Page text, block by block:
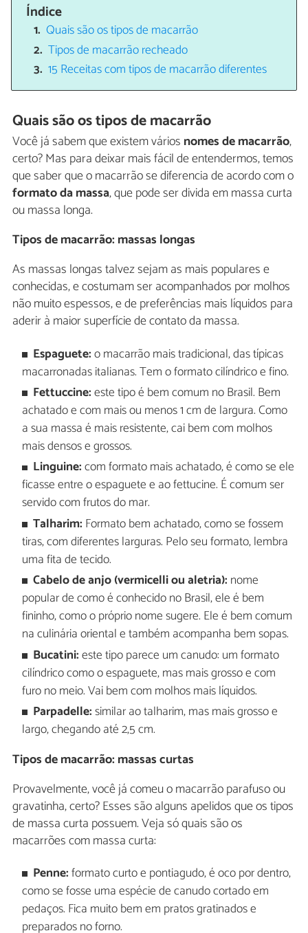
Índice
Quais são os tipos de macarrão
Tipos de macarrão recheado
15 Receitas com tipos de macarrão diferentes
Quais são os tipos de macarrão
Você já sabem que existem vários nomes de macarrão,
certo? Mas para deixar mais fácil de entendermos, temos
que saber que o macarrão se diferencia de acordo com o
formato da massa, que pode ser divida em massa curta
ou massa longa.
Tipos de macarrão: massas longas
As massas longas talvez sejam as mais populares e
conhecidas, e costumam ser acompanhados por molhos
não muito espessos, e de preferências mais líquidos para
aderir à maior superfície de contato da massa.
Espaguete:o macarrão mais tradicional, das típicas
macarronadas italianas. Tem o formato cilíndrico e fino.
Fettuccine:este tipo é bem comum no Brasil. Bem
achatado e com mais ou menos 1 cm de largura. Como
a sua massa é mais resistente, cai bem com molhos
mais densos e grossos.
Linguine:com formato mais achatado, é como se ele
ficasse entre o espaguete e ao fettucine. É comum ser
servido com frutos do mar.
Talharim: Formato bem achatado, como se fossem
tiras, com diferentes larguras. Pelo seu formato, lembra
uma fita de tecido.
Cabelo de anjo (vermicelli ou aletria): nome
popular de como é conhecido no Brasil, ele é bem
fininho, como o próprio nome sugere. Ele é bem comum
na culinária oriental e também acompanha bem sopas.
Bucatini:este tipo parece um canudo: um formato
cilíndrico como o espaguete, mas mais grosso e com
furo no meio. Vai bem com molhos mais líquidos.
Parpadelle:similar ao talharim, mas mais grosso e
largo, chegando até 2,5 cm.
Tipos de macarrão: massas curtas
Provavelmente, você já comeu o macarrão parafuso ou
gravatinha, certo? Esses são alguns apelidos que os tipos
de massa curta possuem. Veja só quais são os
macarrões com massa curta:
Penne:formato curto e pontiagudo, é oco por dentro,
como se fosse uma espécie de canudo cortado em
pedaços. Fica muito bem em pratos gratinados e
preparados no forno.